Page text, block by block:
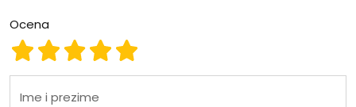
Ocena
Ocena 5
Ocena 4
Ocena 3
Ocena 2
Ocena 1
Ime i prezime